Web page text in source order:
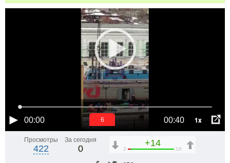
00:00 00:40 1x
6
Просмотры
422
За сегодня
0
+14
2 16